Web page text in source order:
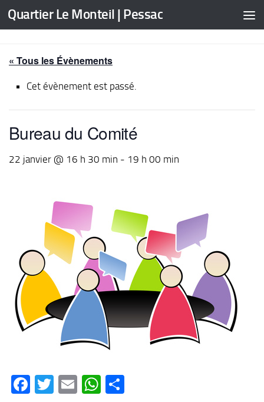
Skip to content
Quartier Le Monteil | Pessac
« Tous les Évènements
Cet évènement est passé.
Bureau du Comité
22 janvier @ 16 h 30 min - 19 h 00 min
Facebook
Twitter
EmailWhatsApp